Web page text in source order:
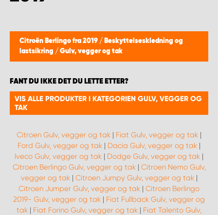
Citroën Berlingo fra 2019 / Beskyttelseskledning og
lastsikring / Gulv, vegger og tak
FANT DU IKKE DET DU LETTE ETTER?
VIS ALLE PRODUKTER I KATEGORIEN GULV, VEGGER OG
TAK
Citroen Gulv, vegger og tak | Fiat Gulv, vegger og tak |
Ford Gulv, vegger og tak | Dacia Gulv, vegger og tak |
Iveco Gulv, vegger og tak | Dodge Gulv, vegger og tak |
Citroen Berlingo Gulv, vegger og tak| Citroen Nemo Gulv,
vegger og tak| Citroen Jumpy Gulv, vegger og tak|
Citroen Jumper Gulv, vegger og tak | Citroen Berlingo
2019- Gulv, vegger og tak | Fiat Fullback Gulv, vegger og
tak | Fiat Forino Gulv, vegger og tak | Fiat Talento Gulv,
WORK SYSTEM BERGEN
WORK SYSTEM HAMAR
WORK SYSTEM KEY ACCOUNT
WORK SYSTEM NORWAY
WORK SYSTEM OSLO
WORK SYSTEM STAVANGER
WORK SYSTEM TRONDHEIM